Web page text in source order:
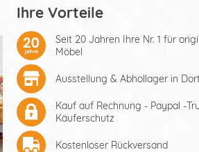
Ihre Vorteile
Seit 20 Jahren Ihre Nr. 1 für
Möbel
Ausstellung & Abhollager in
Kauf auf Rechnung - Paypal -
Käuferschutz
Kostenloser Rückversand